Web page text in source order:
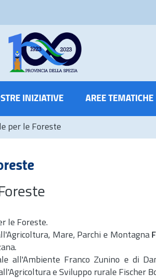
INIZIATIVE AREE TEMATICHE
per le Foreste
le Foreste.
Mare, Parchi e Montagna
all'Ambiente Franco Zunino e di
e Sviluppo rurale Fischer